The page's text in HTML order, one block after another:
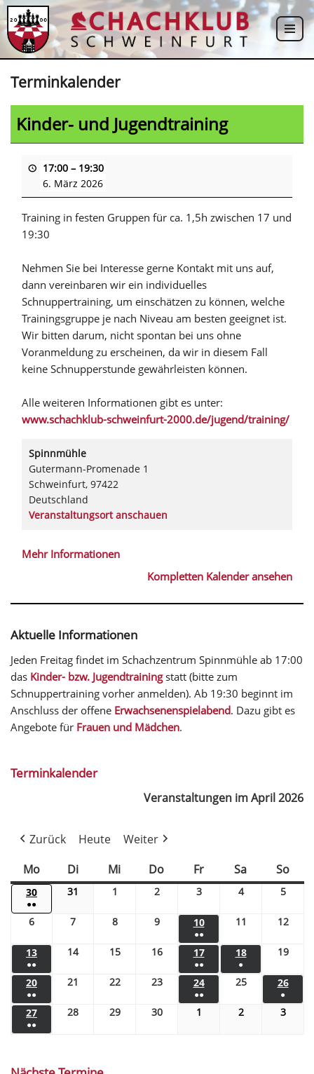
Zum
Inhalt
Terminkalender
Kinder- und Jugendtraining
17:00 – 19:30
6. März 2026
Training in festen Gruppen für ca. 1,5h zwischen 17 und
19:30
Nehmen Sie bei Interesse gerne Kontakt mit uns auf,
dann vereinbaren wir ein individuelles
Schnuppertraining, um einschätzen zu können, welche
Trainingsgruppe je nach Niveau am besten geeignet ist.
Wir bitten darum, nicht spontan bei uns ohne
Voranmeldung zu erscheinen, da wir in diesem Fall
keine Schnupperstunde gewährleisten können.
Alle weiteren Informationen gibt es unter:
www.schachklub-schweinfurt-2000.de/jugend/training/
Spinnmühle
Gutermann-Promenade 1
Schweinfurt, 97422
Deutschland
Veranstaltungsort anschauen
Mehr Informationen
Kompletten Kalender ansehen
Aktuelle Informationen
Jeden Freitag findet im Schachzentrum Spinnmühle ab 17:00
das Kinder- bzw. Jugendtrainingstatt (bitte zum
Schnuppertraining vorher anmelden). Ab 19:30 beginnt im
Anschluss der offene Erwachsenenspielabend. Dazu gibt es
Angebote für Frauen und Mädchen.
Terminkalender
Veranstaltungen im April 2026
Zurück Heute
Weiter
Mo
Di Mi Do Fr Sa So
30
●●
31 1 2 3 4 5
6 7 8 9 10
●●
11 12
13
●●
14 15 16 17
●●
18
●
19
20
●●
21 22 23 24
●●
25 26
●
27
●●
28 29 30 1 2 3